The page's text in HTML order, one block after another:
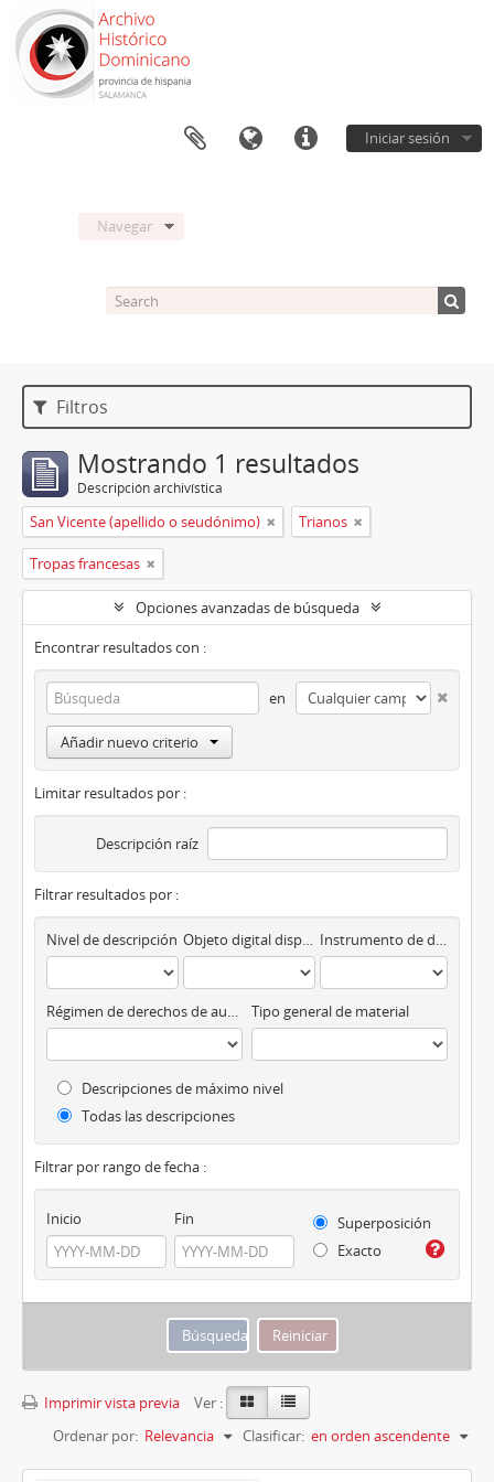
Iniciar sesión
Navegar
Filtros
Mostrando 1 resultados
Descripción archivística
San Vicente (apellido o seudónimo) Trianos
Tropas francesas
Opciones avanzadas de búsqueda
Encontrar resultados con :
en
Añadir nuevo criterio
Limitar resultados por :
Descripción raíz
Filtrar resultados por :
Nivel de descripción Objeto digital disponibles Instrumento de descripción
Régimen de derechos de autor Tipo general de material
Descripciones de máximo nivel
Todas las descripciones
Filtrar por rango de fecha :
Inicio Fin
Superposición
Exacto
Imprimir vista previa
Ver :
Ordenar por: Relevancia Clasificar: en orden ascendente